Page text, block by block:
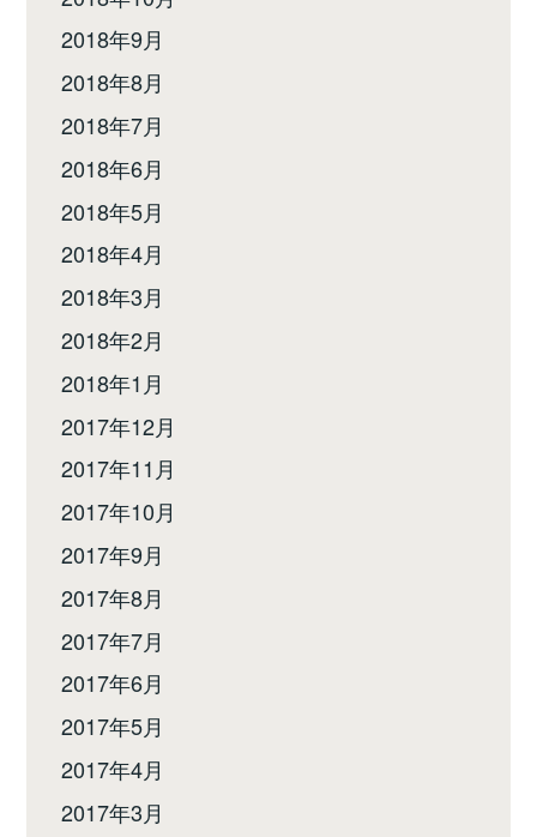
2018年9月
2018年8月
2018年7月
2018年6月
2018年5月
2018年4月
2018年3月
2018年2月
2018年1月
2017年12月
2017年11月
2017年10月
2017年9月
2017年8月
2017年7月
2017年6月
2017年5月
2017年4月
2017年3月